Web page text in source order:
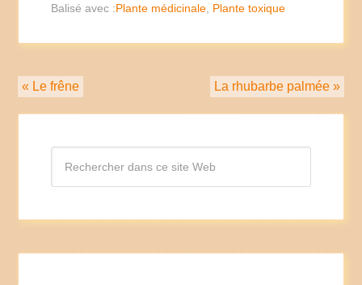
Balisé avec :Plante médicinale Plante toxique
« Le frêne La rhubarbe palmée »